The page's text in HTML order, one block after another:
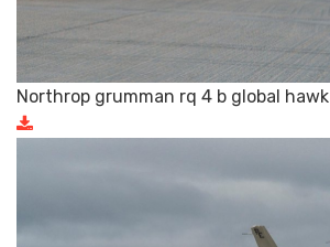
Northrop grumman rq 4 b global hawk